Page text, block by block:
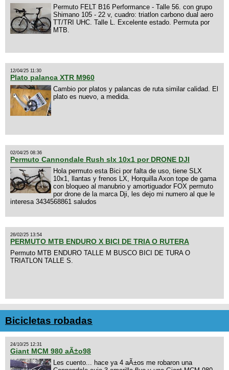
Permuto FELT B16 Performance - Talle 56. con grupo
Shimano 105 - 22 v, cuadro: triatlon carbono dual aero
TT/TRI UHC. Talle L. Excelente estado. Permuta por
MTB.
12/04/25 11:30
Plato palanca XTR M960
Cambio por platos y palancas de ruta similar calidad. El
plato es nuevo, a medida.
02/04/25 08:36
Permuto Cannondale Rush slx 10x1 por DRONE DJI
Hola permuto esta Bici por falta de uso, tiene SLX
10x1, llantas y frenos LX, Horquilla Axon tope de gama
con bloqueo al manubrio y amortiguador FOX permuto
por drone de la marca Dji, les dejo mi numero al que le
interesa 3434568861 saludos
26/02/25 13:54
PERMUTO MTB ENDURO X BICI DE TRIA O RUTERA
Permuto MTB ENDURO TALLE M BUSCO BICI DE TURA O
TRIATLON TALLE S.
Bicicletas robadas
24/10/25 12:31
Giant MCM 980 aÃ±o98
Les cuento... hace ya 4 aÃ±os me robaron una